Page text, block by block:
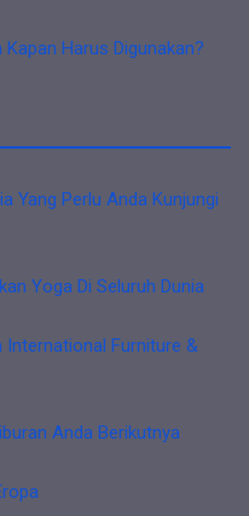
Harus Digunakan?
Yang Perlu Anda Kunjungi
Yoga Di Seluruh Dunia
International Furniture &
Anda Berikutnya